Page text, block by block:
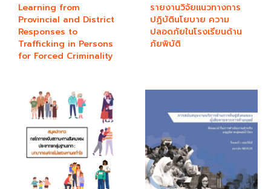
Learning from
Provincial and District
Responses to
Trafficking in Persons
for Forced Criminality
รายงานวิจัยแนวทางการ
ปฏิบัตินโยบาย ความ
ปลอดภัยในโรงเรียนด้าน
ภัยพิบัติ